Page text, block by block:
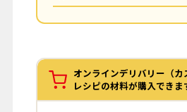
オンラインデリバリー（
レシピの材料が購入できま